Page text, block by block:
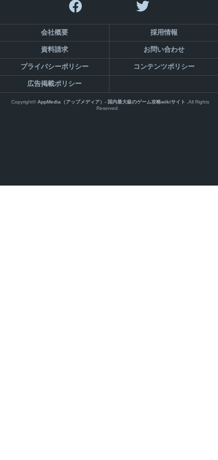
会社概要 採用情報
資料請求 お問い合わせ
プライバシーポリシー コンテンツポリシー
広告掲載ポリシー
Copyright©AppMedia（アップメディア）- 国内最大級のゲーム攻略wikiサイト ,All Rights
Reserved.